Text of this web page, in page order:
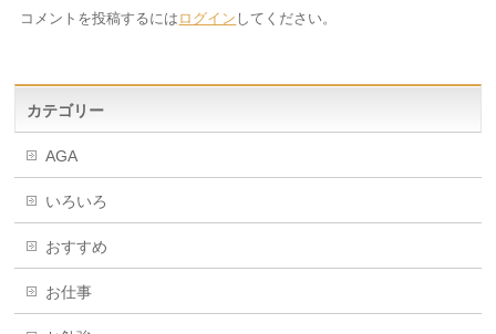
コメントを投稿するには ログイン してください。
カテゴリー
AGA
いろいろ
おすすめ
お仕事